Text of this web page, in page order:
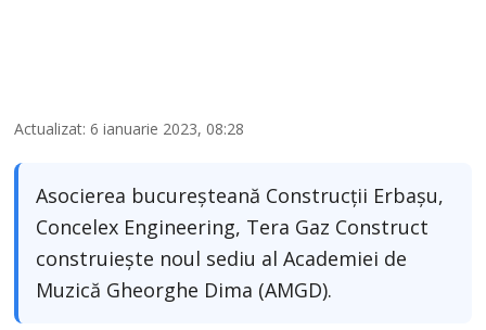
Actualizat: 6 ianuarie 2023, 08:28
Asocierea bucureșteană Construcții Erbașu,
Concelex Engineering, Tera Gaz Construct
construiește noul sediu al Academiei de
Muzică Gheorghe Dima (AMGD).